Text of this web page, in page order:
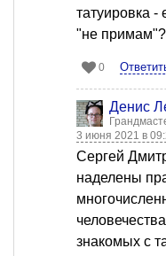
татуировка
"не
0
Денис
3 июня 2021 в
Сергей
наделены
знакомых с